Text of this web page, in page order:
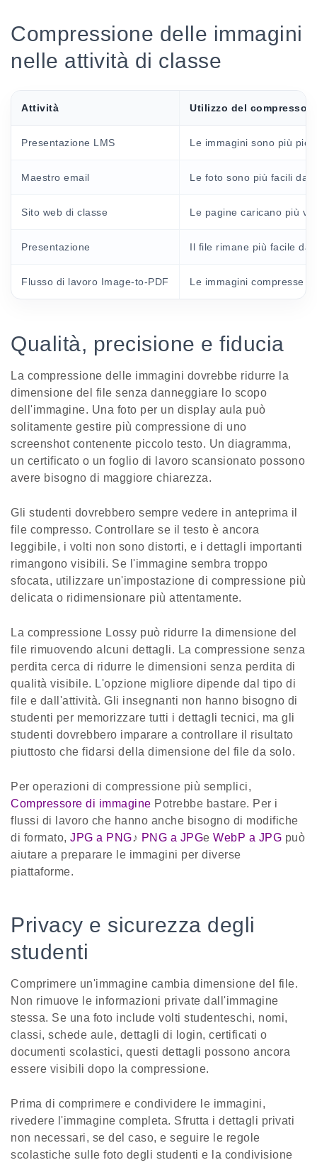
Compressione delle immagini
nelle attività di classe
Attività Utilizzo del compressore
Presentazione LMS Le immagini sono più
Maestro email Le foto sono più facili da
Sito web di classe Le pagine caricano più
Presentazione Il file rimane più facile da
Flusso di lavoro Image-to-PDF Le immagini compresse
Qualità, precisione e fiducia
La compressione delle immagini dovrebbe ridurre la
dimensione del file senza danneggiare lo scopo
dell'immagine. Una foto per un display aula può
solitamente gestire più compressione di uno
screenshot contenente piccolo testo. Un diagramma,
un certificato o un foglio di lavoro scansionato possono
avere bisogno di maggiore chiarezza.
Gli studenti dovrebbero sempre vedere in anteprima il
file compresso. Controllare se il testo è ancora
leggibile, i volti non sono distorti, e i dettagli importanti
rimangono visibili. Se l'immagine sembra troppo
sfocata, utilizzare un'impostazione di compressione più
delicata o ridimensionare più attentamente.
La compressione Lossy può ridurre la dimensione del
file rimuovendo alcuni dettagli. La compressione senza
perdita cerca di ridurre le dimensioni senza perdita di
qualità visibile. L'opzione migliore dipende dal tipo di
file e dall'attività. Gli insegnanti non hanno bisogno di
studenti per memorizzare tutti i dettagli tecnici, ma gli
studenti dovrebbero imparare a controllare il risultato
piuttosto che fidarsi della dimensione del file da solo.
Per operazioni di compressione più semplici,
Compressore di immagine Potrebbe bastare. Per i
flussi di lavoro che hanno anche bisogno di modifiche
di formato, JPG a PNG♪ PNG a JPGe WebP a JPG può
aiutare a preparare le immagini per diverse
piattaforme.
Privacy e sicurezza degli
studenti
Comprimere un'immagine cambia dimensione del file.
Non rimuove le informazioni private dall'immagine
stessa. Se una foto include volti studenteschi, nomi,
classi, schede aule, dettagli di login, certificati o
documenti scolastici, questi dettagli possono ancora
essere visibili dopo la compressione.
Prima di comprimere e condividere le immagini,
rivedere l'immagine completa. Sfrutta i dettagli privati
non necessari, se del caso, e seguire le regole
scolastiche sulle foto degli studenti e la condivisione